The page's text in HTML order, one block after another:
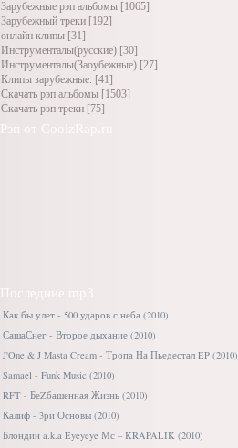
Зарубежные рэп альбомы [1065]
Зарубежный треки [192]
онлайн клипы [31]
Инструменталы(русские) [30]
Инструменталы(Заоубежные) [27]
Клипы зарубежные. [41]
Скачать рэп альбомы [1503]
Скачать рэп треки [75]
Рэп от CoolzRap.ru
Последние mp3
Как бы улет - 500 ударов с неба (2010)
СашаСнег - Второе дыхание (2010)
J'One & J Masta Cream - Тропа На Пьедестал EP (2010)
Samael - Funk Music (2010)
RFT - БеZбашенная Жизнь (2010)
Калиф - 3ри Основы (2010)
Блондин a.k.a Eyeyeye Мс – KRAPALIK (2010)